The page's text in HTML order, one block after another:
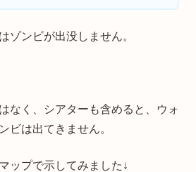
ゾンビが出没しません。
なく、シアターも含めると、ウォ
ビは出てきません。
ップで示してみました↓